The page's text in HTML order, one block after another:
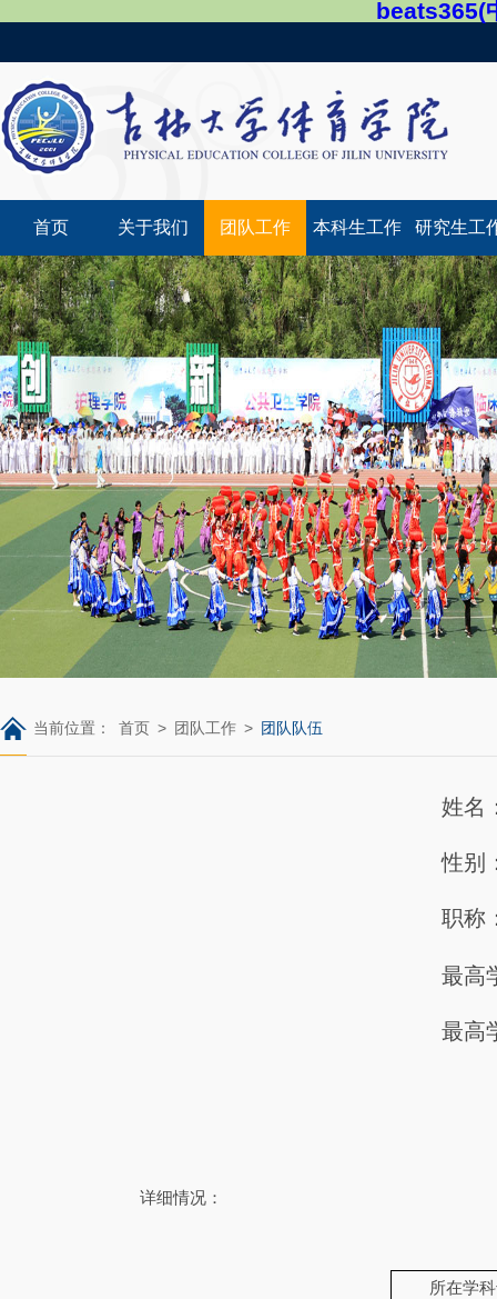
beats365(
首页 关于我们 团队工作 本科生工作 研究生工
当前位置： 首页 > 团队工作 > 团队队伍
姓名
性别
职称
最高
最高
详细情况：
所在学